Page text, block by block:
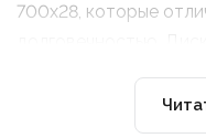
700x28, которые
140 мм сзади
контролируемое